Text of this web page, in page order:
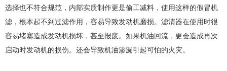
选择也不符合规范，内部实质制作更是偷工减料，使用这样的假冒机
滤，根本起不到过滤作用，容易导致发动机磨损。滤清器在使用时很
容易堵塞造成发动机损坏，甚至报废。如果机油回流，更会造成再次
启动时发动机的损伤。还会导致机油渗漏引起可怕的火灾。